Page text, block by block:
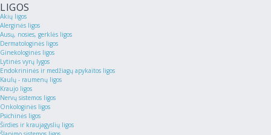
LIGOS
Akių ligos
Alerginės ligos
Ausų, nosies, gerklės ligos
Dermatologinės ligos
Ginekologinės ligos
Lytinės vyrų lygos
Endokrininės ir medžiagų apykaitos ligos
Kaulų - raumenų ligos
Kraujo ligos
Nervų sistemos ligos
Onkologinės ligos
Psichinės ligos
Širdies ir kraujagyslių ligos